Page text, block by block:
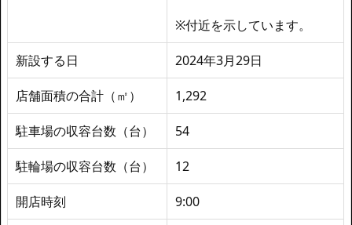
※付近を示しています。
新設する日 2024年3月29日
店舗面積の合計（㎡） 1,292
駐車場の収容台数（台） 54
駐輪場の収容台数（台） 12
開店時刻 9:00